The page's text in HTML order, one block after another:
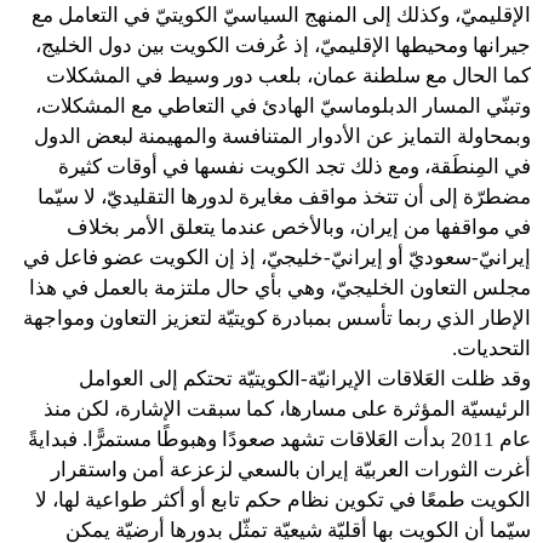
الإقليميّ، وكذلك إلى المنهج السياسيّ الكويتيّ في التعامل مع
جيرانها ومحيطها الإقليميّ، إذ عُرفت الكويت بين دول الخليج،
كما الحال مع سلطنة عمان، بلعب دور وسيط في المشكلات
وتبنّي المسار الدبلوماسيّ الهادئ في التعاطي مع المشكلات،
وبمحاولة التمايز عن الأدوار المتنافسة والمهيمنة لبعض الدول
في المِنطَقة، ومع ذلك تجد الكويت نفسها في أوقات كثيرة
مضطرّة إلى أن تتخذ مواقف مغايرة لدورها التقليديّ، لا سيّما
في مواقفها من إيران، وبالأخص عندما يتعلق الأمر بخلاف
إيرانيّ-سعوديّ أو إيرانيّ-خليجيّ، إذ إن الكويت عضو فاعل في
مجلس التعاون الخليجيّ، وهي بأي حال ملتزمة بالعمل في هذا
الإطار الذي ربما تأسس بمبادرة كويتيّة لتعزيز التعاون ومواجهة
التحديات.
وقد ظلت العَلاقات الإيرانيّة-الكويتيّة تحتكم إلى العوامل
الرئيسيّة المؤثرة على مسارها، كما سبقت الإشارة، لكن منذ
عام 2011 بدأت العَلاقات تشهد صعودًا وهبوطًا مستمرًّا. فبدايةً
أغرت الثورات العربيّة إيران بالسعي لزعزعة أمن واستقرار
الكويت طمعًا في تكوين نظام حكم تابع أو أكثر طواعية لها، لا
سيّما أن الكويت بها أقليّة شيعيّة تمثّل بدورها أرضيّة يمكن